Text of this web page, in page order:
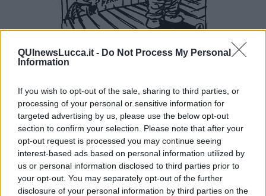
QUInewsLucca.it - Do Not Process My Personal
Information
If you wish to opt-out of the sale, sharing to third parties, or
processing of your personal or sensitive information for
targeted advertising by us, please use the below opt-out
section to confirm your selection. Please note that after your
opt-out request is processed you may continue seeing
interest-based ads based on personal information utilized by
us or personal information disclosed to third parties prior to
your opt-out. You may separately opt-out of the further
disclosure of your personal information by third parties on the